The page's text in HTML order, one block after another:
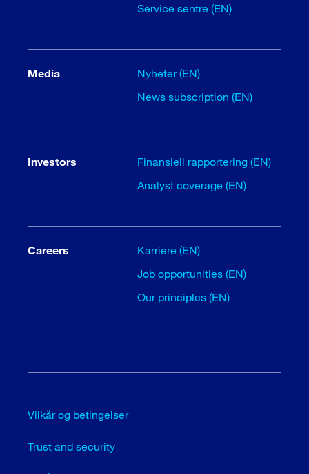
Service sentre (EN)
Media
Nyheter (EN)
News subscription (EN)
Investors
Finansiell rapportering (EN)
Analyst coverage (EN)
Careers
Karriere (EN)
Job opportunities (EN)
Our principles (EN)
Vilkår og betingelser
Trust and security